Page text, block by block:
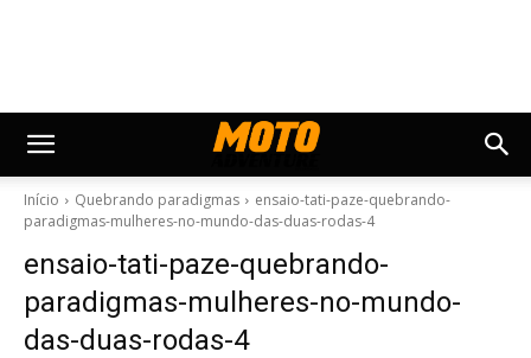
Início Quebrando paradigmas
ensaio-tati-paze-quebrando-
paradigmas-mulheres-no-mundo-das-duas-rodas-4
ensaio-tati-paze-quebrando-
paradigmas-mulheres-no-mundo-
das-duas-rodas-4